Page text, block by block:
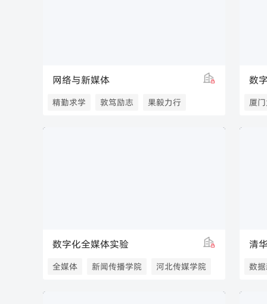
网络与新媒体
精勤求学 敦笃励志
果毅力行
数
厦
数字化全媒体实验
全媒体 新闻传播学院
河北传媒学院
清
数